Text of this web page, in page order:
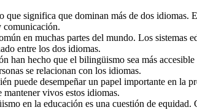
significa que dominan más de dos
comunicación.
en muchas partes del mundo. Los sistemas
entre los dos idiomas.
han hecho que el bilingüismo sea más
se relacionan con los idiomas.
puede desempeñar un papel importante en la
vivos estos idiomas.
en la educación es una cuestión de equidad.